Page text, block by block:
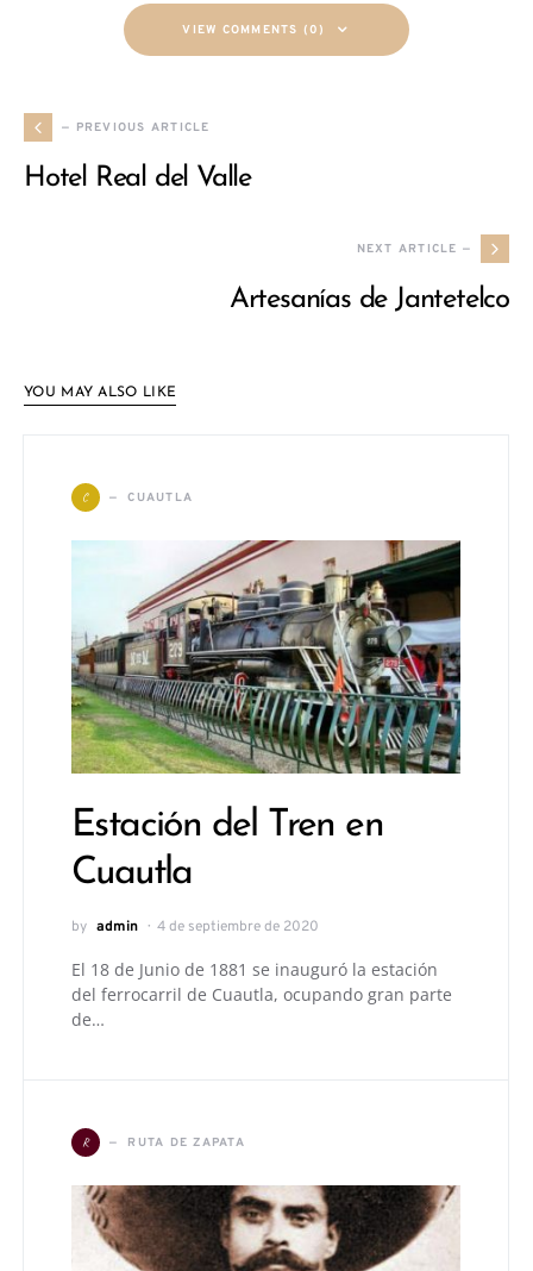
VIEW COMMENTS (0)
— PREVIOUS ARTICLE
Hotel Real del Valle
NEXT ARTICLE —
Artesanías de Jantetelco
YOU MAY ALSO LIKE
C CUAUTLA
Estación del Tren en
Cuautla
by admin 4 de septiembre de 2020
El 18 de Junio de 1881 se inauguró la estación
del ferrocarril de Cuautla, ocupando gran parte
de…
R RUTA DE ZAPATA